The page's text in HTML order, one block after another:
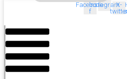
Facebook-
f
InstagramX-
Menu